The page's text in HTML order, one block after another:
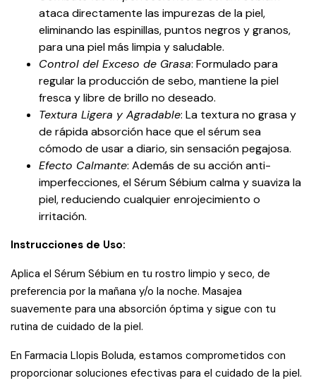
ataca directamente las impurezas de la piel,
eliminando las espinillas, puntos negros y granos,
para una piel más limpia y saludable.
Control del Exceso de Grasa: Formulado para
regular la producción de sebo, mantiene la piel
fresca y libre de brillo no deseado.
Textura Ligera y Agradable: La textura no grasa y
de rápida absorción hace que el sérum sea
cómodo de usar a diario, sin sensación pegajosa.
Efecto Calmante: Además de su acción anti-
imperfecciones, el Sérum Sébium calma y suaviza la
piel, reduciendo cualquier enrojecimiento o
irritación.
Instrucciones de Uso:
Aplica el Sérum Sébium en tu rostro limpio y seco, de
preferencia por la mañana y/o la noche. Masajea
suavemente para una absorción óptima y sigue con tu
rutina de cuidado de la piel.
En Farmacia Llopis Boluda, estamos comprometidos con
proporcionar soluciones efectivas para el cuidado de la piel.